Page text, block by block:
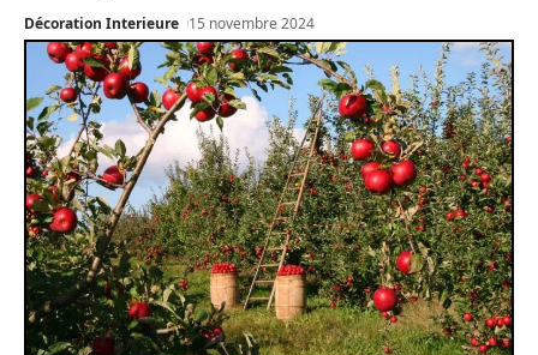
Décoration Interieure 15 novembre 2024